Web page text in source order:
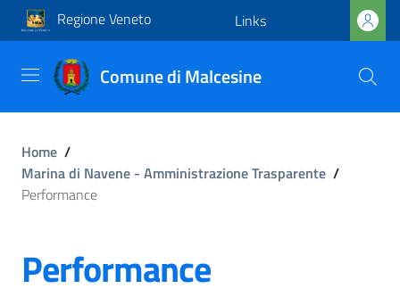
Regione Veneto Links
Comune di Malcesine
Home /
Marina di Navene - Amministrazione Trasparente /
Performance
Performance